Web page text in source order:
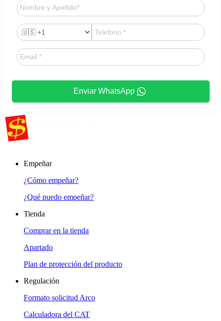
Enviar WhatsApp
Empeñar
¿Cómo empeñar?
¿Qué puedo empeñar?
Tienda
Comprar en la tienda
Apartado
Plan de protección del producto
Regulación
Formato solicitud Arco
Calculadora del CAT